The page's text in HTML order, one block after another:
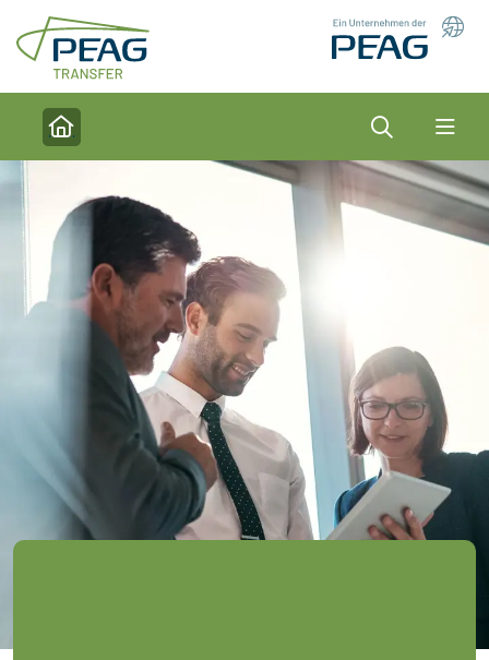
Direkt zu den Inhalten springen
Home
Suche